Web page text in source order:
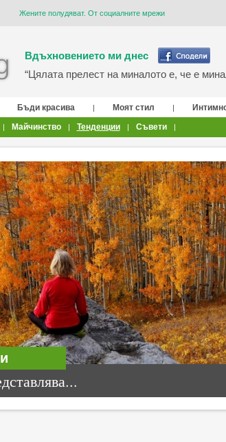
Жените полудяват. От социалните мрежи
Вдъхновението ми днес
“Цялата прелест на миналото е, че е
Бъди красива | Моят стил |
| Майчинство | Тенденции | Съвети |